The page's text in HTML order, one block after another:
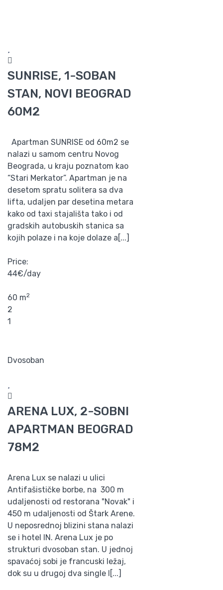
SUNRISE, 1-SOBAN
STAN, NOVI BEOGRAD
60M2
Apartman SUNRISE od 60m2 se
nalazi u samom centru Novog
Beograda, u kraju poznatom kao
“Stari Merkator”. Apartman je na
desetom spratu solitera sa dva
lifta, udaljen par desetina metara
kako od taxi stajališta tako i od
gradskih autobuskih stanica sa
kojih polaze i na koje dolaze a[...]
Price:
44€/day
60 m2
2
1
Dvosoban
ARENA LUX, 2-SOBNI
APARTMAN BEOGRAD
78M2
Arena Lux se nalazi u ulici
Antifašističke borbe, na 300 m
udaljenosti od restorana "Novak" i
450 m udaljenosti od Štark Arene.
U neposrednoj blizini stana nalazi
se i hotel IN. Arena Lux je po
strukturi dvosoban stan. U jednoj
spavaćoj sobi je francuski ležaj,
dok su u drugoj dva single l[...]